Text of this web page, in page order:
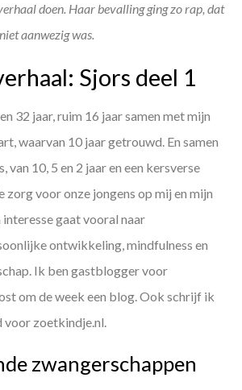
doen. Haar bevalling ging zo rap, dat
aanwezig was.
Sjors deel 1
32 jaar, ruim 16 jaar samen met mijn
waarvan 10 jaar getrouwd. En samen
van 10, 5 en 2 jaar en een kersverse
zorg voor onze jongens op mij en mijn
interesse gaat vooral naar
ontwikkeling, mindfulness en
Ik ben gastblogger voor
om de week een blog. Ook schrijf ik
voor zoetkindje.nl.
zwangerschappen